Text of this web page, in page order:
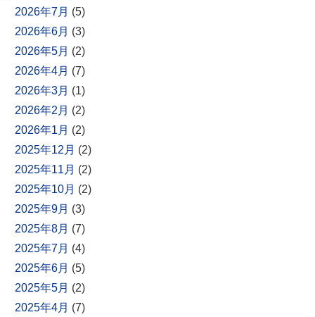
2026年7月 (5)
2026年6月 (3)
2026年5月 (2)
2026年4月 (7)
2026年3月 (1)
2026年2月 (2)
2026年1月 (2)
2025年12月 (2)
2025年11月 (2)
2025年10月 (2)
2025年9月 (3)
2025年8月 (7)
2025年7月 (4)
2025年6月 (5)
2025年5月 (2)
2025年4月 (7)